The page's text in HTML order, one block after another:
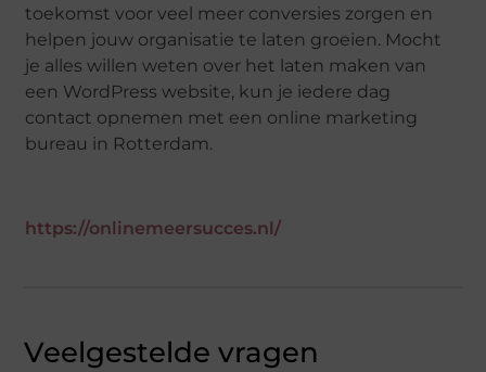
toekomst voor veel meer conversies zorgen en
helpen jouw organisatie te laten groeien. Mocht
je alles willen weten over het laten maken van
een WordPress website, kun je iedere dag
contact opnemen met een online marketing
bureau in Rotterdam.
https://onlinemeersucces.nl/
Veelgestelde vragen